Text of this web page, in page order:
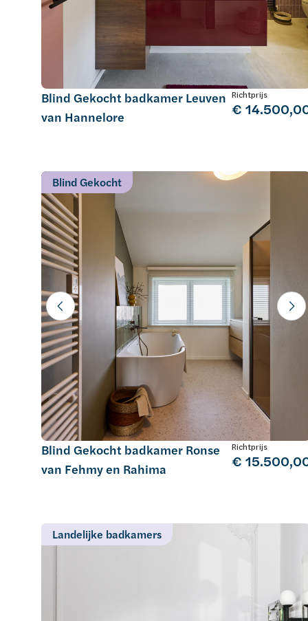
Blind Gekocht badkamer Leuven
van Hannelore
Richtprijs
€
Blind Gekocht
Blind Gekocht badkamer Ronse
van Fehmy en Rahima
Richtprijs
€
Landelijke badkamers